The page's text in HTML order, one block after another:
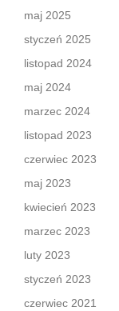
maj 2025
styczeń 2025
listopad 2024
maj 2024
marzec 2024
listopad 2023
czerwiec 2023
maj 2023
kwiecień 2023
marzec 2023
luty 2023
styczeń 2023
czerwiec 2021